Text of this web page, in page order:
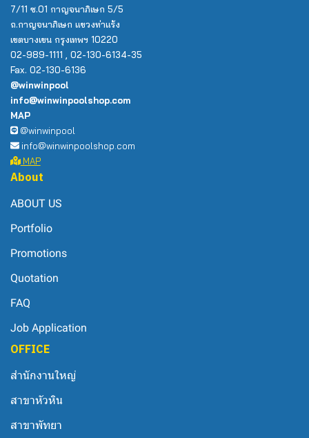
7/11 ซ.01 กาญจนาภิเษก 5/5
ถ.กาญจนาภิเษก แขวงท่าแร้ง
เขตบางเขน กรุงเทพฯ 10220
02-989-1111 , 02-130-6134-35
Fax. 02-130-6136
@winwinpool
info@winwinpoolshop.com
MAP
@winwinpool
info@winwinpoolshop.com
MAP
About
ABOUT US
Portfolio
Promotions
Quotation
FAQ
Job Application
OFFICE
สำนักงานใหญ่
สาขาหัวหิน
สาขาพัทยา